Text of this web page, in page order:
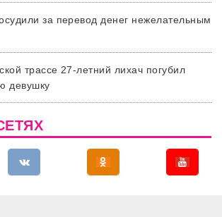
за перевод денег нежелательным
трассе 27-летний лихач погубил
девушку